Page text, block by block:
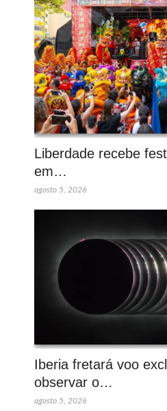
Liberdade recebe
em…
agosto 5, 2026
Iberia fretará voo
observar o…
agosto 5, 2026